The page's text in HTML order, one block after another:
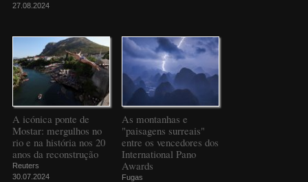
27.08.2024
A icónica ponte de
Mostar: mergulhos no
rio e na história nos 20
anos da reconstrução
Reuters
30.07.2024
As montanhas e
"paisagens surreais"
entre os vencedores dos
International Pano
Awards
Fugas